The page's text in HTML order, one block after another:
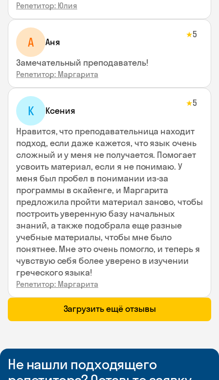
Репетитор: Юлия
А Аня
★5
Замечательный преподаватель!
Репетитор: Маргарита
К Ксения
★5
Нравится, что преподавательница находит
подход, если даже кажется, что язык очень
сложный и у меня не получается. Помогает
усвоить материал, если я не понимаю. У
меня был пробел в понимании из-за
программы в скайенге, и Маргарита
предложила пройти материал заново, чтобы
построить уверенную базу начальных
знаний, а также подобрала еще разные
учебные материалы, чтобы мне было
понятнее. Мне это очень помогло, и теперь я
чувствую себя более уверено в изучении
греческого языка!
Репетитор: Маргарита
Загрузить ещё отзывы
Не нашли подходящего